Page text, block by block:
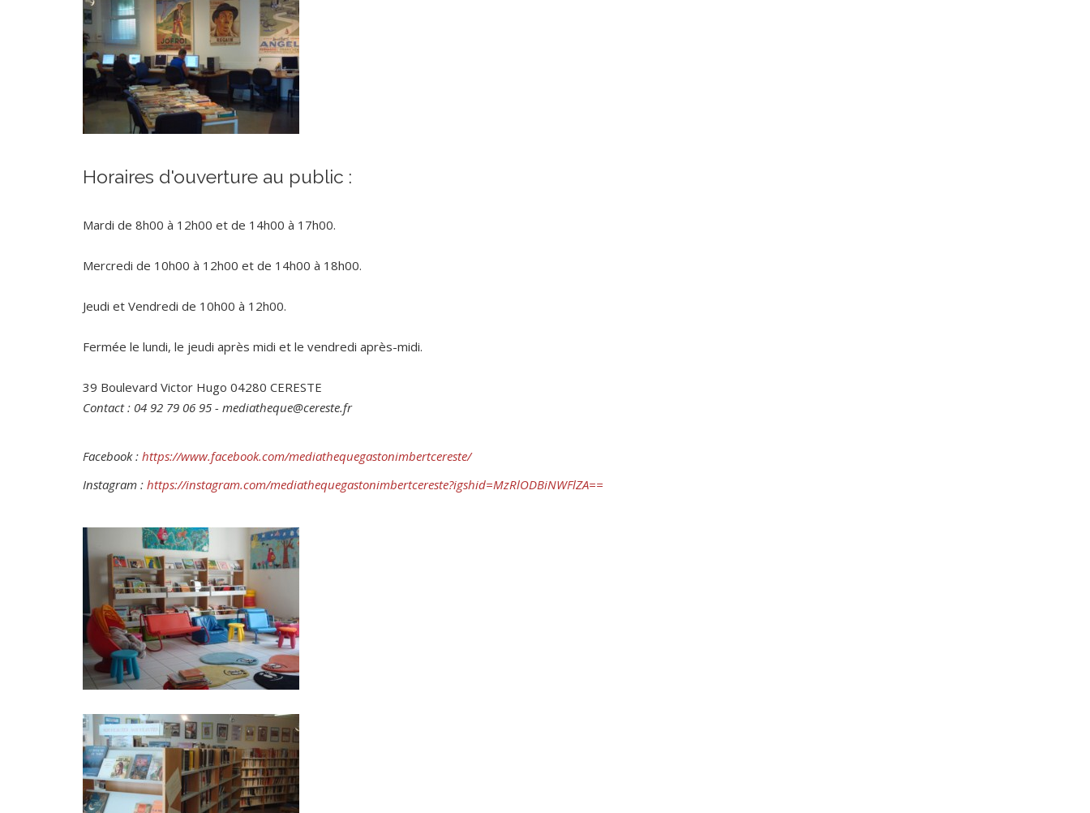
Horaires d'ouverture au public :
Mardi de 8h00 à 12h00 et de 14h00 à 17h00.
Mercredi de 10h00 à 12h00 et de 14h00 à 18h00.
Jeudi et Vendredi de 10h00 à 12h00.
Fermée le lundi, le jeudi après midi et le vendredi après-midi.
39 Boulevard Victor Hugo 04280 CERESTE
Contact : 04 92 79 06 95 - mediatheque@cereste.fr
Facebook : https://www.facebook.com/mediathequegastonimbertcereste/
Instagram : https://instagram.com/mediathequegastonimbertcereste?igshid=MzRlODBiNWFlZA==